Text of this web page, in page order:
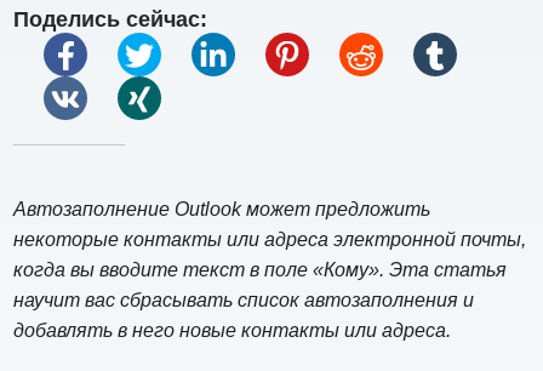
Поделись сейчас:
Автозаполнение Outlook может предложить
некоторые контакты или адреса электронной почты,
когда вы вводите текст в поле «Кому». Эта статья
научит вас сбрасывать список автозаполнения и
добавлять в него новые контакты или адреса.